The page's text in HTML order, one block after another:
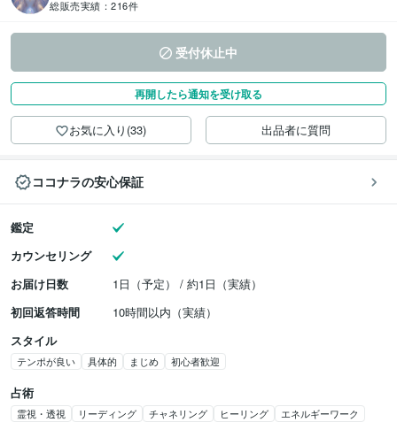
総販売実績： 216件
受付休止中
再開したら通知を受け取る
お気に入り(33) 出品者に質問
ココナラの安心保証
鑑定
カウンセリング
お届け日数
1日（予定） / 約1日（実績）
初回返答時間
10時間以内（実績）
スタイル
テンポが良い 具体的 まじめ 初心者歓迎
占術
霊視・透視 リーディング チャネリング ヒーリング エネルギーワーク